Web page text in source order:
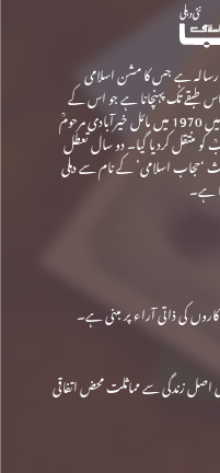
رسالہ ہے جس کا مشن اسلامی
اس طبقے تک پہنچانا ہے جو اس کے
نصف کی نمائندہ ہے۔ حجاب کی داغ بیل رام پور میں 1970 میں مائل خیرآبادی مرحومؒ
فرید صاحبؒ کو منتقل کردیا گیا۔ دو سال تعطل
اس کا نقشِ ثالث ‘حجاب اسلامی’ کے نام سے دہلی
ہے۔
کی ذاتی آراء پر مبنی ہے۔
زندگی سے مماثلت محض اتفاقی